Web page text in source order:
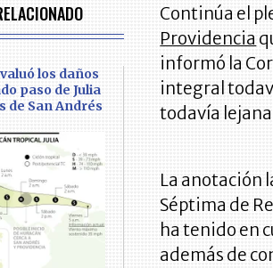
los daños
paso de Julia
de San Andrés
Continúa el
Providencia
informó la
integral
todavía
La anotación
Séptima de
ha tenido en
además de